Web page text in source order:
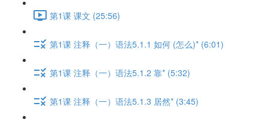
第1课 课文 (25:56)
第1课 注释（一）语法5.1.1 如何 (怎么)* (6:01)
第1课 注释（一）语法5.1.2 靠* (5:32)
第1课 注释（一）语法5.1.3 居然* (3:45)